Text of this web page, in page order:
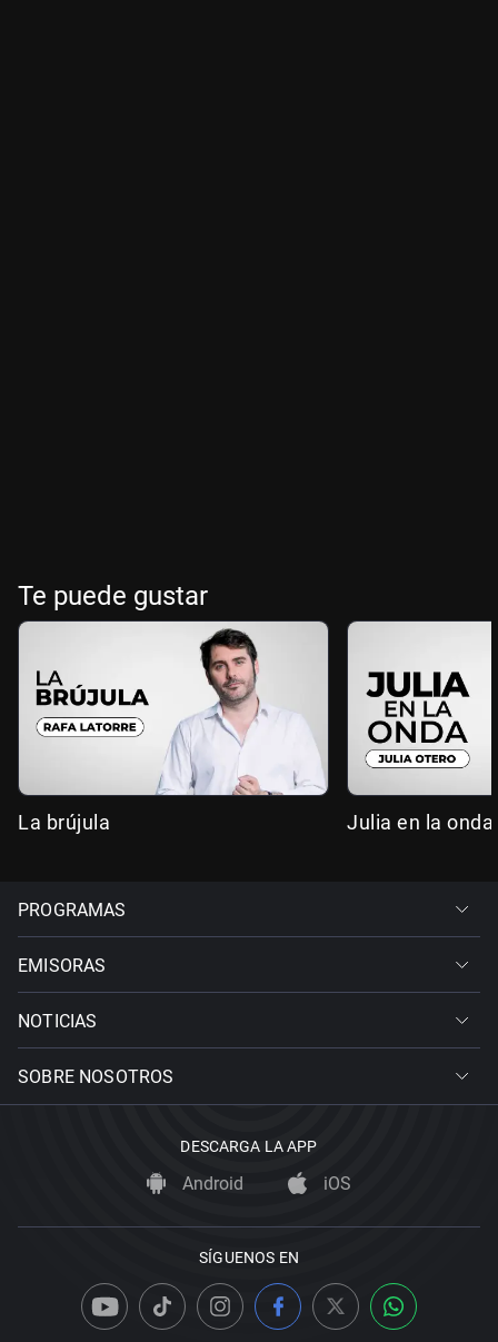
Te puede gustar
La brújula Julia en la onda
PROGRAMAS
EMISORAS
NOTICIAS
SOBRE NOSOTROS
DESCARGA LA APP
Android iOS
SÍGUENOS EN